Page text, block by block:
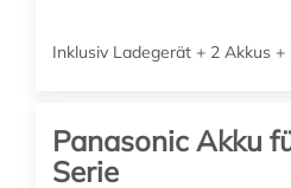
Inklusiv Ladegerät + 2 Akkus
209.00
Panasonic Akku
Serie